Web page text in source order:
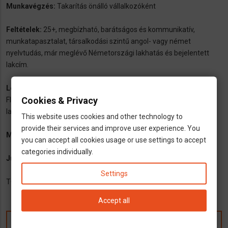
Munkavégzés: Takarítás önálló vállalkozóként
Feltételek: 25+, megbízható, barátságos és kommunikatív,
munkatapasztalat, társalkodási szintű angol- vagy német
nyelvtudás, már meglévő Németországi lakhatás és bejelentett
lakcím.
Lehetőség az együttműködésre:
FIGYELEM: már meglévő Németországi lakhatás és bejelentett
lakcím előfeltétel. Helpling nem tud szállást biztosítani.
Munkaidő: Ön dönti el, mikor és hol szeretne dolgozni.
Juttatás: akár 14 eurós órabér.
TOVÀBBI INFORMÀCIÒ AZ ALÀBBI LINK ALATT:helpling.de
Cookies & Privacy
This website uses cookies and other technology to
provide their services and improve user experience. You
you can accept all cookies usage or use settings to accept
categories individually.
Settings
Accept all